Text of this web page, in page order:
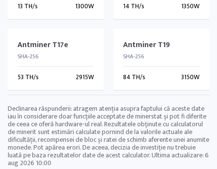
13 TH/s 1300W 14 TH/s 1350W
Antminer T17e
SHA-256
53 TH/s 2915W
Antminer T19
SHA-256
84 TH/s 3150W
Declinarea răspunderii: atragem atenția asupra faptului că aceste date
iau în considerare doar funcțiile acceptate de minerstat și pot fi diferite
de ceea ce oferă hardware-ul real. Rezultatele obținute cu calculatorul
de minerit sunt estimări calculate pornind de la valorile actuale ale
dificultății, recompensei de bloc și ratei de schimb aferente unei anumite
monede. Pot apărea erori. De aceea, decizia de investiție nu trebuie
luată pe baza rezultatelor date de acest calculator. Ultima actualizare:6
aug 2026 10:00